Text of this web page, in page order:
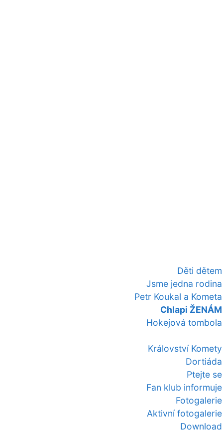
Děti dětem
Jsme jedna rodina
Petr Koukal a Kometa
Chlapi ŽENÁM
Hokejová tombola
Království Komety
Dortiáda
Ptejte se
Fan klub informuje
Fotogalerie
Aktivní fotogalerie
Download